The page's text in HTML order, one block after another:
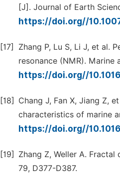
[J]. Journal of Earth
https://doi.org//
[17]
Zhang P, Lu S, Li J, et al.
resonance (NMR). Marine
https://doi.org//
[18]
Chang J, Fan X, Jiang Z,
characteristics of marine
https://doi.org//
[19]
Zhang Z, Weller A.
79, D377-D387.